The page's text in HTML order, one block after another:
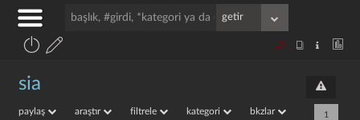
sia
paylaş araştır filtrele kategori bkzlar 1